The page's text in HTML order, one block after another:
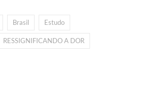
Brasil Estudo
RESSIGNIFICANDO A DOR